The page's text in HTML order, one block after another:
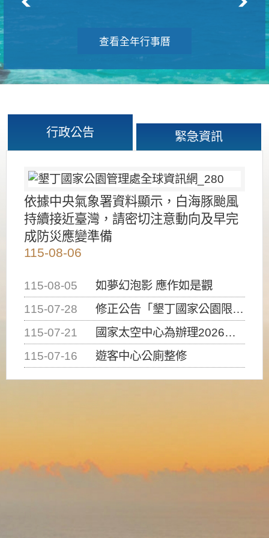
查看全年行事曆
行政公告 緊急資訊
依據中央氣象署資料顯示，白海豚颱風
持續接近臺灣，請密切注意動向及早完
成防災應變準備
115-08-06
115-08-05
如夢幻泡影 應作如是觀
115-07-28
修正公告「墾丁國家公園限制水域遊憩活動之種類、範圍、時間及行為」，自即日生效。
115-07-21
國家太空中心為辦理2026台灣盃火箭競賽，陸、海、空域警戒及協調相關事宜，因颱風備案事宜
115-07-16
遊客中心公廁整修